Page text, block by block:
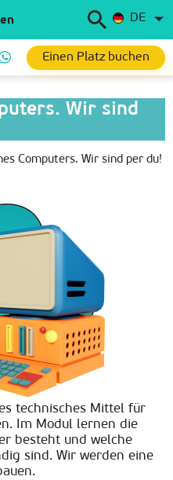
DE
Einen Platz buchen
Wir sind
Computers. Wir sind per du!
technisches Mittel für
Im Modul lernen die
besteht und welche
sind. Wir werden eine